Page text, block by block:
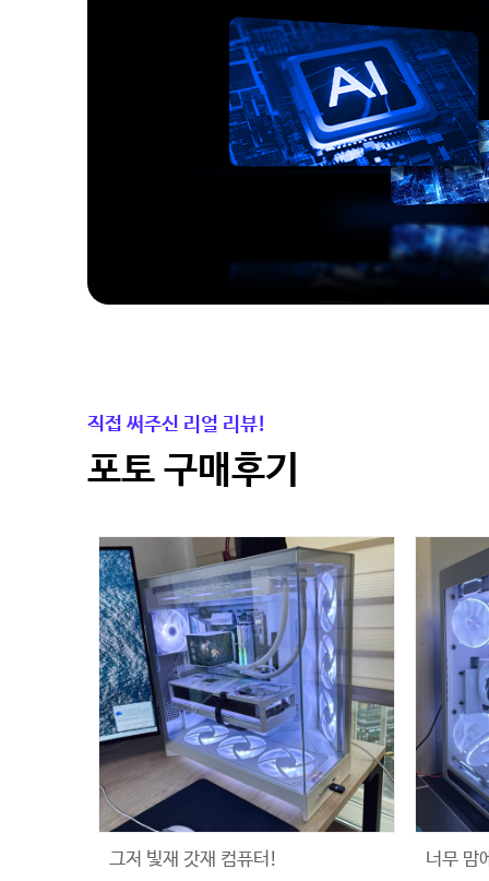
직접 써주신 리얼 리뷰!
포토 구매후기
그저 빛재 갓재 컴퓨터! 너무 맘